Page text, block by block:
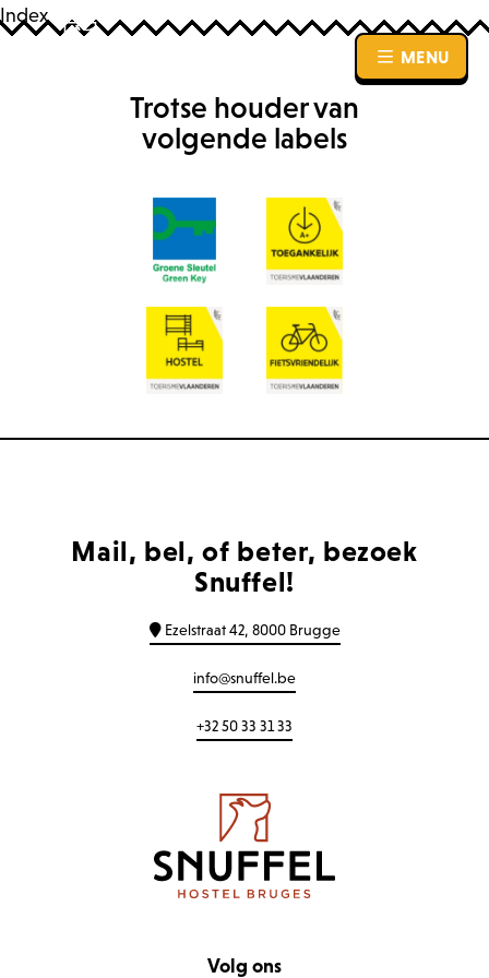
MENU
MENU
Index
Trotse houder van
volgende labels
Mail, bel, of beter, bezoek
Snuffel!
Ezelstraat 42, 8000 Brugge
info@snuffel.be
+32 50 33 31 33
Volg ons